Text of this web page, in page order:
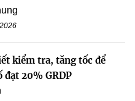
kiểm tra, tăng tốc để
đạt 20% GRDP